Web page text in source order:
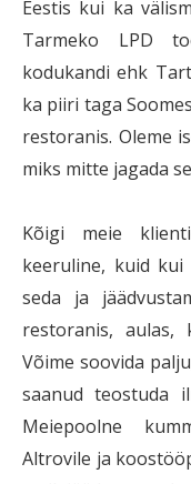
Eestis kui ka
Tarmeko LPD
kodukandi ehk
ka piiri taga
restoranis. Oleme
miks mitte jagada
Kõigi meie
keeruline, kuid kui
seda ja
restoranis, aulas,
Võime soovida
saanud teostuda
Meiepoolne
Altrovile ja